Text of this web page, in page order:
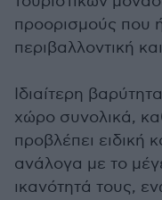
προορισμούς που
περιβαλλοντική
Ιδιαίτερη
χώρο συνολικά,
προβλέπει ειδική
ανάλογα με το
ικανότητά τους,